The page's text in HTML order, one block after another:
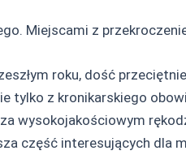
Miejscami z
roku, dość
tylko z kronikarskiego
wysokojakościowym
część interesujących dla